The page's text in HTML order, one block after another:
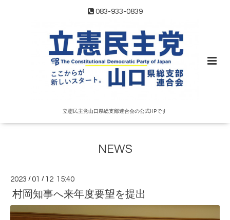
083-933-0839
立憲民主党山口県総支部連合会の公式HPです
NEWS
2023 /01 / 12 15:40
村岡知事へ来年度要望を提出